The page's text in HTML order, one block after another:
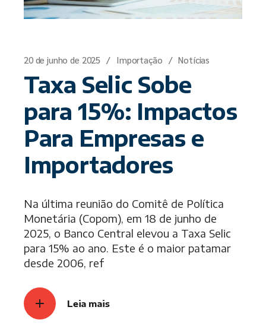
20 de junho de 2025 Importação Notícias
Taxa Selic Sobe
para 15%: Impactos
Para Empresas e
Importadores
Na última reunião do Comitê de Política
Monetária (Copom), em 18 de junho de
2025, o Banco Central elevou a Taxa Selic
para 15% ao ano. Este é o maior patamar
desde 2006, ref
Leia mais